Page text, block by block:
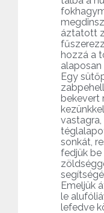
áztatott
hozzá a
alaposan
Egy
bekevert
sonkát,
fedjük
Emeljük
le
lefedve